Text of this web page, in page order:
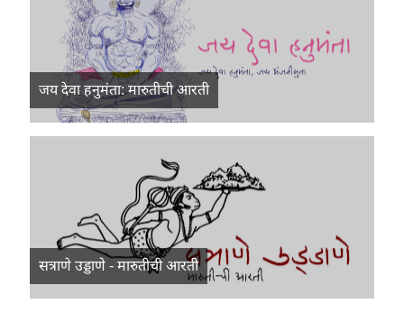
जय देवा हनुमंता: मारुतीची आरती
सत्राणे उड्डाणे - मारुतीची आरती